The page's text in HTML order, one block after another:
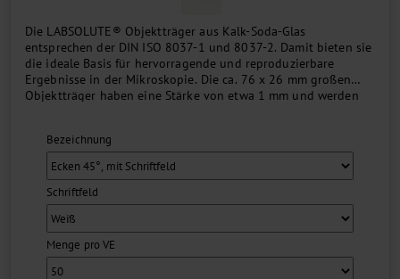
Die LABSOLUTE® Objektträger aus Kalk-Soda-Glas
entsprechen der DIN ISO 8037-1 und 8037-2. Damit bieten sie
die ideale Basis für hervorragende und reproduzierbare
Ergebnisse in der Mikroskopie. Die ca. 76 x 26 mm großen
Objektträger haben eine Stärke von etwa 1 mm und werden
Artikeln nur auf einer Seite....
Bezeichnung
Schriftfeld
Menge pro VE